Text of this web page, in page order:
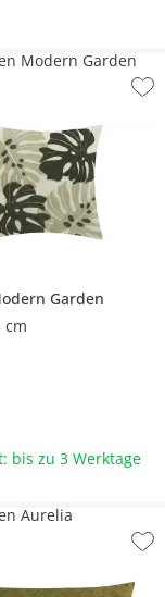
Garden
cm
Modern Garden
bis zu 3 Werktage
Aurelia